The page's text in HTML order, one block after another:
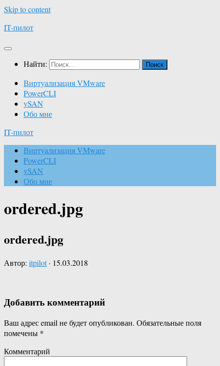
Skip to content
IT-пилот
Найти:
Виртуализация VMware
PowerCLI
vSAN
Обо мне
IT-пилот
Виртуализация VMware
PowerCLI
vSAN
Обо мне
ordered.jpg
ordered.jpg
Автор: itpilot · 15.03.2018
Добавить комментарий
Ваш адрес email не будет опубликован. Обязательные поля
помечены *
Комментарий